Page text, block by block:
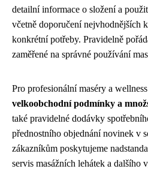
detailní informace o složení a
včetně doporučení nejvhodnějších
konkrétní potřeby. Pravidelně
zaměřené na správné používání
Pro profesionální maséry a
velkoobchodní podmínky a
také pravidelné dodávky
přednostního objednání novinek v
zákazníkům poskytujeme
servis masážních lehátek a dalšího